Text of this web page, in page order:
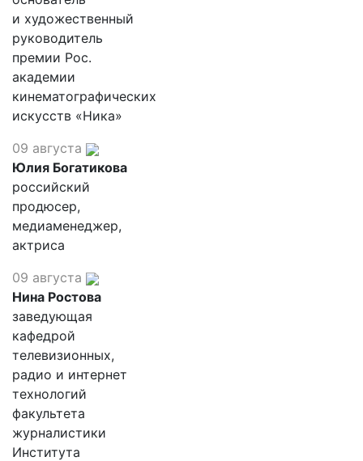
и художественный
руководитель
премии Рос.
академии
кинематографических
искусств «Ника»
09 августа
Юлия Богатикова
российский
продюсер,
медиаменеджер,
актриса
09 августа
Нина Ростова
заведующая
кафедрой
телевизионных,
радио и интернет
технологий
факультета
журналистики
Института